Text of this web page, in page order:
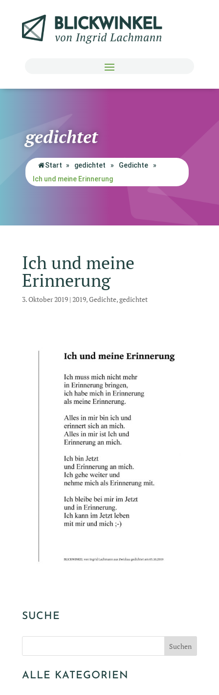
gedichtet
Start » gedichtet » Gedichte
»
Ich und meine Erinnerung
Ich und meine
Erinnerung
3. Oktober 2019| 2019,Gedichte,gedichtet
SUCHE
ALLE KATEGORIEN